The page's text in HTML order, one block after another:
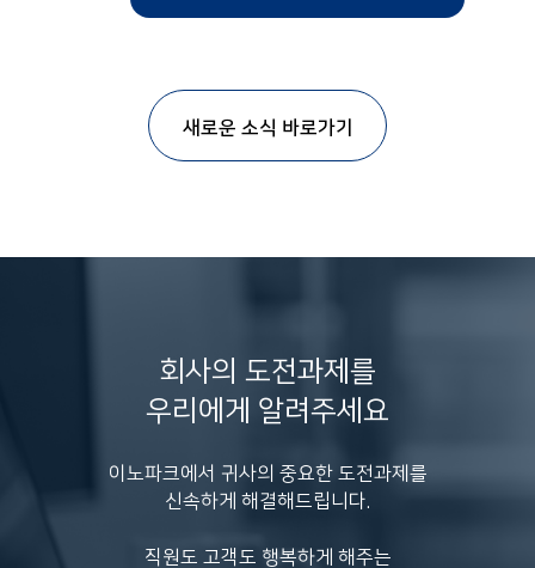
새로운 소식 바로가기
회사의 도전과제를
우리에게 알려주세요
이노파크에서 귀사의 중요한 도전과제를
신속하게 해결해드립니다.
직원도 고객도 행복하게 해주는